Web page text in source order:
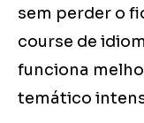
sem perder o
course de
funciona
temático